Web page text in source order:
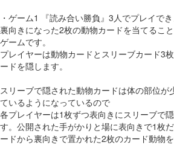
・ゲーム1 『読み合い勝負』3人でプレイでき
裏向きになった2枚の動物カードを当てるこ
ゲームです。
プレイヤーは動物カードとスリーブカード3
ードを隠します。
スリーブで隠された動物カードは体の部位が
ているようになっているので
各プレイヤーは1枚ずつ表向きにスリーブで
す。公開された手がかりと場に表向きで1枚
ードから裏向きで置かれた2枚のカード動物を